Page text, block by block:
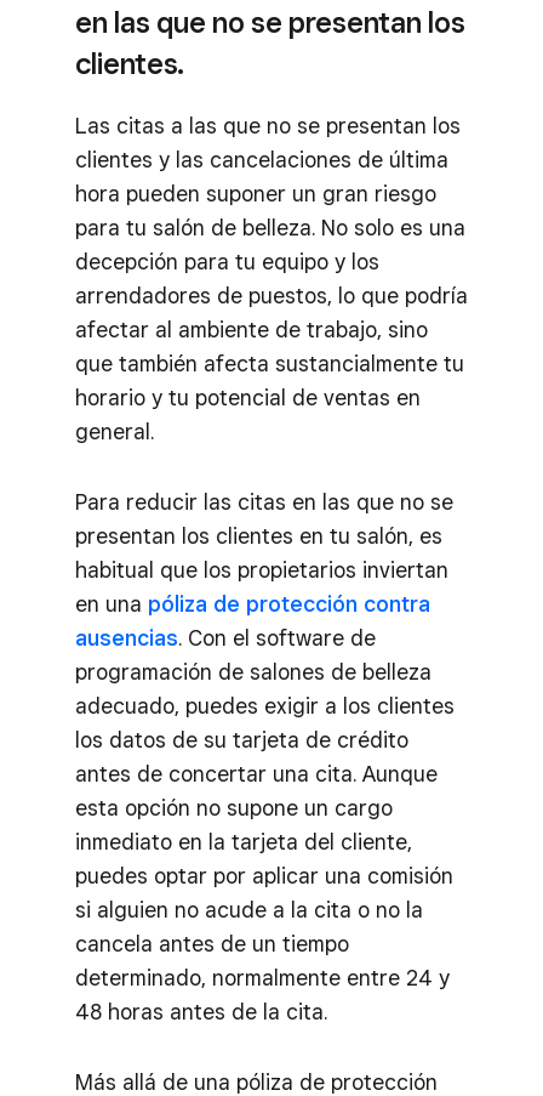
en las que no se presentan los
clientes.
Las citas a las que no se presentan los
clientes y las cancelaciones de última
hora pueden suponer un gran riesgo
para tu salón de belleza. No solo es una
decepción para tu equipo y los
arrendadores de puestos, lo que podría
afectar al ambiente de trabajo, sino
que también afecta sustancialmente tu
horario y tu potencial de ventas en
general.
Para reducir las citas en las que no se
presentan los clientes en tu salón, es
habitual que los propietarios inviertan
en una póliza de protección contra
ausencias. Con el software de
programación de salones de belleza
adecuado, puedes exigir a los clientes
los datos de su tarjeta de crédito
antes de concertar una cita. Aunque
esta opción no supone un cargo
inmediato en la tarjeta del cliente,
puedes optar por aplicar una comisión
si alguien no acude a la cita o no la
cancela antes de un tiempo
determinado, normalmente entre 24 y
48 horas antes de la cita.
Más allá de una póliza de protección